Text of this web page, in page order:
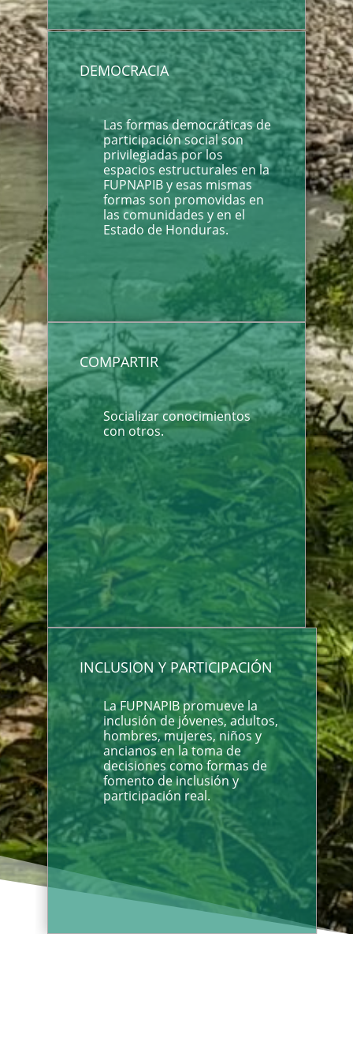
DEMOCRACIA
Las formas democráticas de
participación social son
privilegiadas por los
espacios estructurales en la
FUPNAPIB y esas mismas
formas son promovidas en
las comunidades y en el
Estado de Honduras.
COMPARTIR
Socializar conocimientos
con otros.
INCLUSION Y PARTICIPACIÓN
La FUPNAPIB promueve la
inclusión de jóvenes, adultos,
hombres, mujeres, niños y
ancianos en la toma de
decisiones como formas de
fomento de inclusión y
participación real.